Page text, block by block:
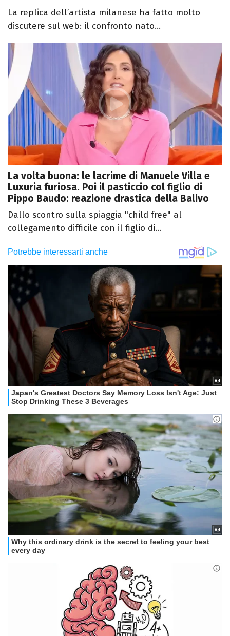
La replica dell’artista milanese ha fatto molto
discutere sul web: il confronto nato...
La volta buona: le lacrime di Manuele Villa e
Luxuria furiosa. Poi il pasticcio col figlio di
Pippo Baudo: reazione drastica della Balivo
Dallo scontro sulla spiaggia "child free" al
collegamento difficile con il figlio di...